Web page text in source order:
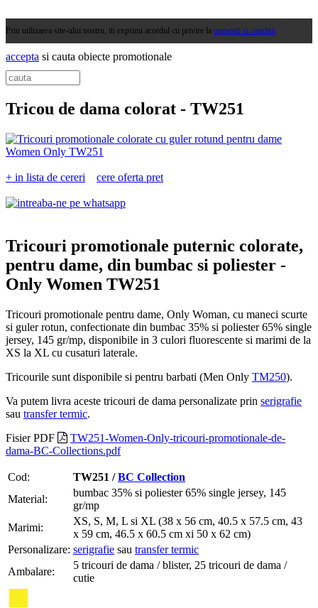
Prin utilizarea site-ului nostru, iti exprimi acordul cu privire la termenii si conditii
accepta si cauta obiecte promotionale
Tricou de dama colorat - TW251
+ in lista de cereri cere oferta pret
Tricouri promotionale puternic colorate,
pentru dame, din bumbac si poliester -
Only Women TW251
Tricouri promotionale pentru dame, Only Woman, cu maneci scurte
si guler rotun, confectionate din bumbac 35% si poliester 65% single
jersey, 145 gr/mp, disponibile in 3 culori fluorescente si marimi de la
XS la XL cu cusaturi laterale.
Tricourile sunt disponibile si pentru barbati (Men Only TM250).
Va putem livra aceste tricouri de dama personalizate prin serigrafie
sau transfer termic.
Fisier PDF
TW251-Women-Only-tricouri-promotionale-de-
dama-BC-Collections.pdf
Cod: TW251 /BC Collection
Material:
bumbac 35% si poliester 65% single jersey, 145
gr/mp
Marimi:
XS, S, M, L si XL (38 x 56 cm, 40.5 x 57.5 cm, 43
x 59 cm, 46.5 x 60.5 cm xi 50 x 62 cm)
Personalizare: serigrafie sau transfer termic
Ambalare:
5 tricouri de dama / blister, 25 tricouri de dama /
cutie